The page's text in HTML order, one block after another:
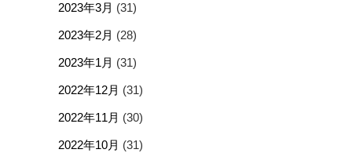
2023年3月 (31)
2023年2月 (28)
2023年1月 (31)
2022年12月 (31)
2022年11月 (30)
2022年10月 (31)